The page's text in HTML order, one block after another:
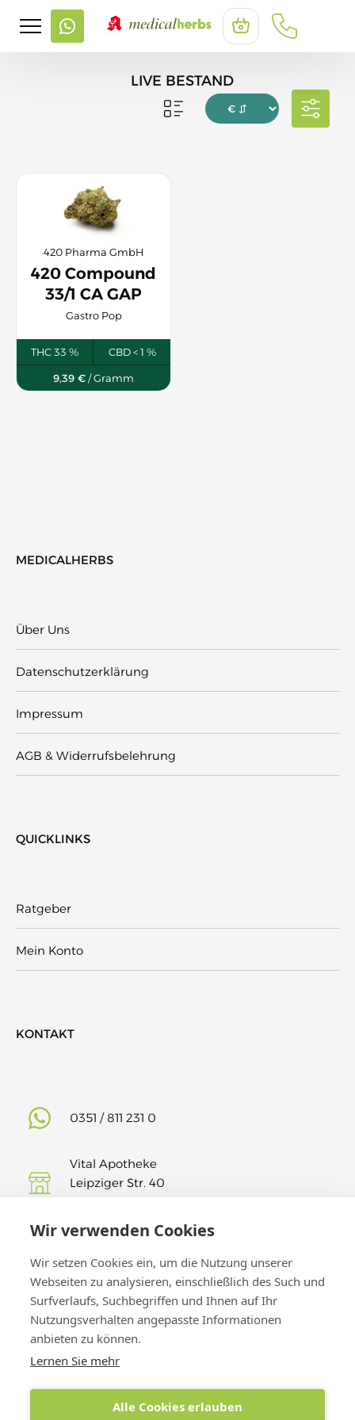
LIVE BESTAND
SORT BY PRICE (MOBILE)
Sort content
420 Pharma GmbH
420 Compound
33/1 CA GAP
Gastro Pop
THC 33 % CBD < 1 %
9,39 €/ Gramm
MEDICALHERBS
Über Uns
Datenschutzerklärung
Impressum
AGB & Widerrufsbelehrung
QUICKLINKS
Ratgeber
Mein Konto
KONTAKT
0351 / 811 231 0
Vital Apotheke
Leipziger Str. 40
Wir verwenden Cookies
Wir setzen Cookies ein, um die Nutzung unserer
Webseiten zu analysieren, einschließlich des Such und
Surfverlaufs, Suchbegriffen und Ihnen auf Ihr
Nutzungsverhalten angepasste Informationen
anbieten zu können.
Lernen Sie mehr
Alle Cookies erlauben